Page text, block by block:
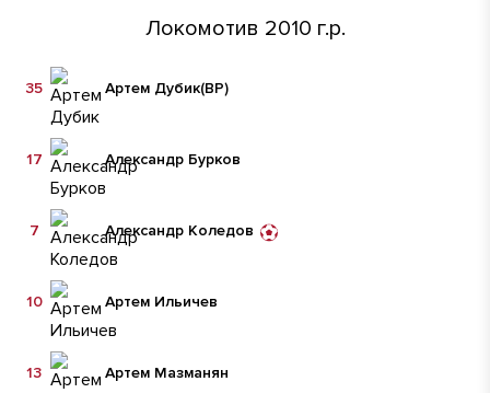
Локомотив 2010 г.р.
Артем Дубик(ВР)
35
Александр Бурков
17
Александр Коледов
7
Артем Ильичев
10
Артем Мазманян
13